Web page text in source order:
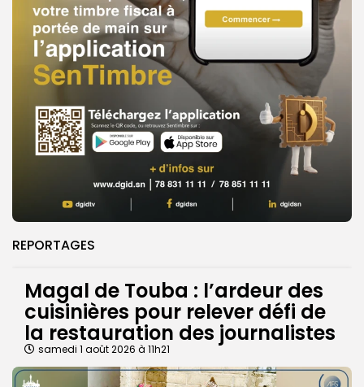
REPORTAGES
Magal de Touba : l’ardeur des
cuisinières pour relever défi de
la restauration des journalistes
samedi 1 août 2026 à 11h21